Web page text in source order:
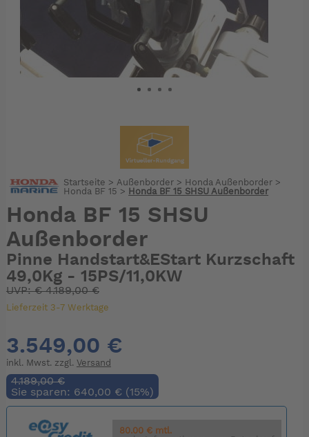
Startseite >Außenborder > Honda Außenborder >
Honda BF 15 > Honda BF 15 SHSU Außenborder
Honda BF 15 SHSU
Außenborder
Pinne Handstart&EStart Kurzschaft
49,0Kg - 15PS/11,0KW
UVP:€4.189,00 €
Lieferzeit 3-7 Werktage
3.549,00 €
inkl. Mwst. zzgl. Versand
4.189,00 €
Sie sparen: 640,00 € (15%)
80.00 € mtl.